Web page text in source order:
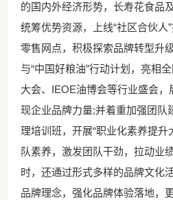
的国内外经济形势，长寿花食品
统筹优势资源，上线“社区合伙人
零售网点，积极探索品牌转型升
与“中国好粮油”行动计划，亮相
大会、IEOE油博会等行业盛会，
现企业品牌力量;并着重加强团队
理培训班，开展“职业化素养提升
队素养，激发团队干劲，拉动业
时，还通过形式多样的品牌文化
品牌理念，强化品牌体验落地，